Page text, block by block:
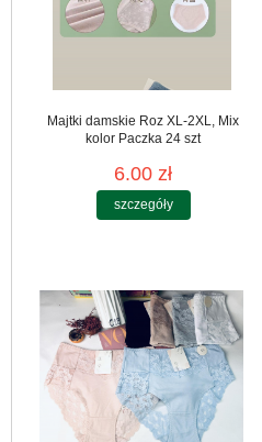
Majtki damskie Roz XL-2XL, Mix
kolor Paczka 24 szt
6.00 zł
szczegóły